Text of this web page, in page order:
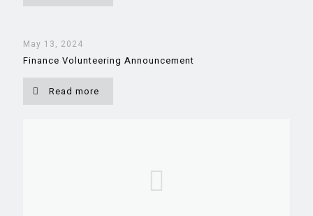
May 13, 2024
Finance Volunteering Announcement
Read more